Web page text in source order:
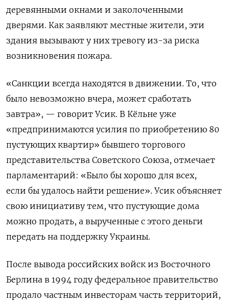
деревянными окнами и заколоченными
дверями. Как заявляют местные жители, эти
здания вызывают у них тревогу из-за риска
возникновения пожара.
«Санкции всегда находятся в движении. То, что
было невозможно вчера, может сработать
завтра», — говорит Усик. В Кёльне уже
«предпринимаются усилия по приобретению 80
пустующих квартир» бывшего торгового
представительства Советского Союза, отмечает
парламентарий: «Было бы хорошо для всех,
если бы удалось найти решение». Усик объясняет
свою инициативу тем, что пустующие дома
можно продать, а вырученные с этого деньги
передать на поддержку Украины.
После вывода российских войск из Восточного
Берлина в 1994 году федеральное правительство
продало частным инвесторам часть территорий,